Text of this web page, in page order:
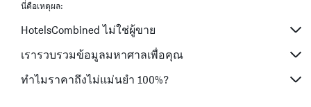
นี่คือเหตุผล:
HotelsCombined ไม่ใช่ผู้ขาย
เรารวบรวมข้อมูลมหาศาลเพื่อคุณ
ทำไมราคาถึงไม่แม่นยำ 100%?